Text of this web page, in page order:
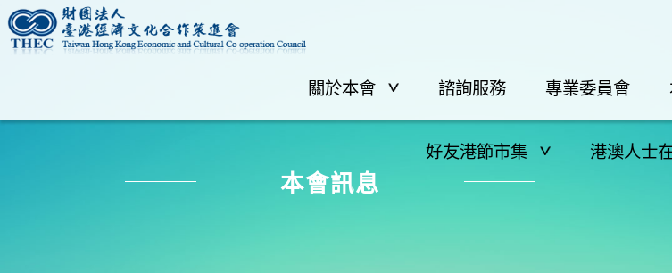
關於本會 諮詢服務 專業委員會
好友港節市集 港澳人士
本會訊息